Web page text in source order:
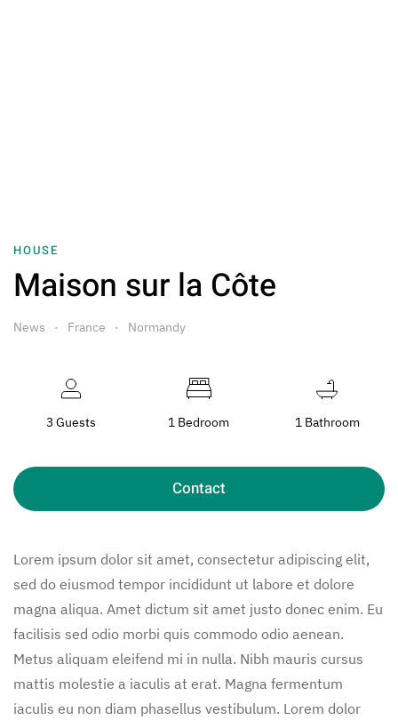
HOUSE
Maison sur la Côte
News France Normandy
3 Guests 1 Bedroom 1 Bathroom
Contact
Lorem ipsum dolor sit amet, consectetur adipiscing elit,
sed do eiusmod tempor incididunt ut labore et dolore
magna aliqua. Amet dictum sit amet justo donec enim. Eu
facilisis sed odio morbi quis commodo odio aenean.
Metus aliquam eleifend mi in nulla. Nibh mauris cursus
mattis molestie a iaculis at erat. Magna fermentum
iaculis eu non diam phasellus vestibulum. Lorem dolor